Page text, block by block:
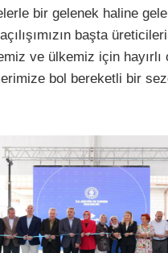
bir gelenek haline
başta
ve ülkemiz için hayırlı
bol bereketli bir